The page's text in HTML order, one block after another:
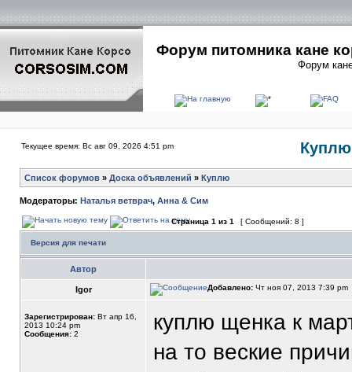
Форум питомника кане
Форум
Текущее время: Вс авг 09, 2026 4:51 pm Куплю
Список форумов » Доска объявлений » Куплю
Модераторы: Наталья ветврач, Анна & Сим
Страница 1 из 1 [ Сообщений: 8 ]
Версия для печати
Автор
Igor Добавлено: Чт ноя 07, 2013 7:39 pm
Зарегистрирован: Вт апр 16,
2013 10:24 pm
Сообщения: 2
куплю щенка к
на то веские